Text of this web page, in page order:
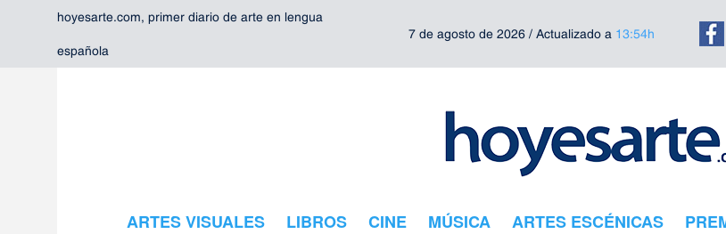
hoyesarte.com, primer diario de arte en lengua
española
7 de agosto de 2026 / Actualizado a 13:54h
ARTES VISUALES LIBROS CINE MÚSICA ARTES ESCÉNICAS